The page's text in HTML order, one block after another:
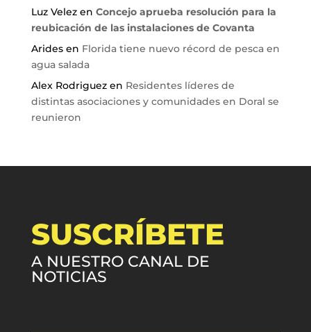
Luz Velezen Concejo aprueba resolución para la
reubicación de las instalaciones de Covanta
Aridesen Florida tiene nuevo récord de pesca en
agua salada
Alex Rodriguezen Residentes líderes de
distintas asociaciones y comunidades en Doral se
reunieron
SUSCRÍBETE
A NUESTRO CANAL DE
NOTICIAS